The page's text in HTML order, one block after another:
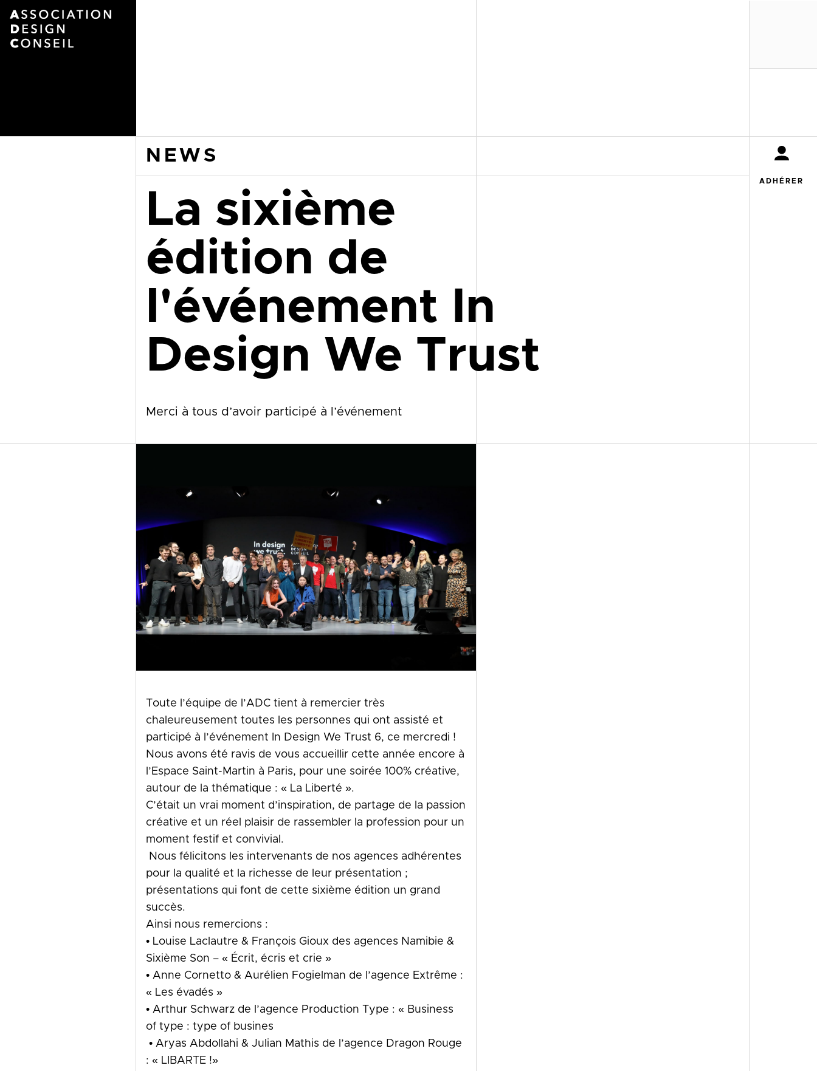
ADHÉRER
NEWS
La sixième
édition de
l'événement In
Design We Trust
Merci à tous d’avoir participé à l’événement
Toute l’équipe de l’ADC tient à remercier très
chaleureusement toutes les personnes qui ont assisté et
participé à l’événement In Design We Trust 6, ce mercredi !
Nous avons été ravis de vous accueillir cette année encore à
l’Espace Saint-Martin à Paris, pour une soirée 100% créative,
autour de la thématique : « La Liberté ».
C’était un vrai moment d’inspiration, de partage de la passion
créative et un réel plaisir de rassembler la profession pour un
moment festif et convivial.
Nous félicitons les intervenants de nos agences adhérentes
pour la qualité et la richesse de leur présentation ;
présentations qui font de cette sixième édition un grand
succès.
Ainsi nous remercions :
• Louise Laclautre & François Gioux des agences Namibie &
Sixième Son – « Écrit, écris et crie »
• Anne Cornetto & Aurélien Fogielman de l’agence Extrême :
« Les évadés »
• Arthur Schwarz de l’agence Production Type : « Business
of type : type of busines
• Aryas Abdollahi & Julian Mathis de l’agence Dragon Rouge
: « LIBARTE !»